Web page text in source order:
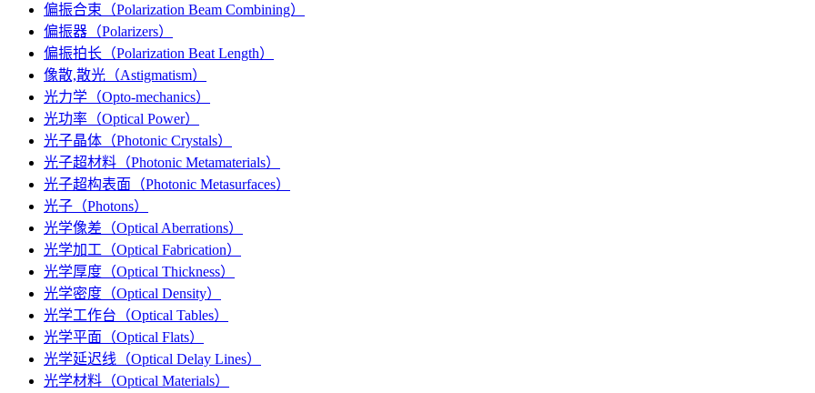
偏振合束（Polarization Beam Combining）
偏振器（Polarizers）
偏振拍长（Polarization Beat Length）
像散,散光（Astigmatism）
光力学（Opto-mechanics）
光功率（Optical Power）
光子晶体（Photonic Crystals）
光子超材料（Photonic Metamaterials）
光子超构表面（Photonic Metasurfaces）
光子（Photons）
光学像差（Optical Aberrations）
光学加工（Optical Fabrication）
光学厚度（Optical Thickness）
光学密度（Optical Density）
光学工作台（Optical Tables）
光学平面（Optical Flats）
光学延迟线（Optical Delay Lines）
光学材料（Optical Materials）